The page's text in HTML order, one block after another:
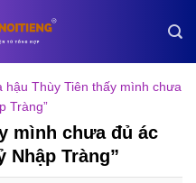
hậu Thùy Tiên thấy mình chưa
Tràng”
mình chưa đủ ác
Nhập Tràng”